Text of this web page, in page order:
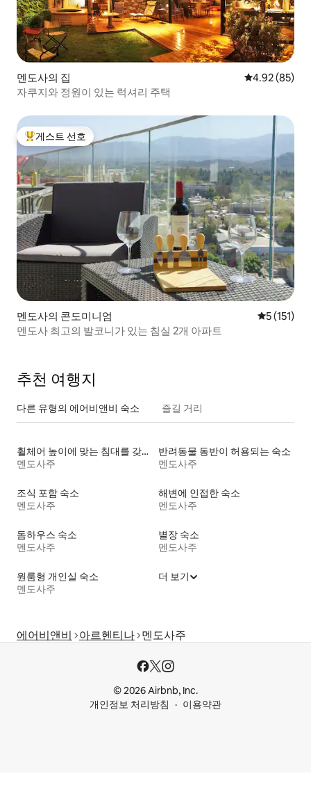
멘도사의 집 평점 4.92점(5
4.92 (85)
자쿠지와 정원이 있는 럭셔리 주택
상위 게스트 선호
게스트 선호
멘도사의 콘도미니엄 평점 5점(5
5 (151)
멘도사 최고의 발코니가 있는 침실 2개 아파트
추천 여행지
다른 유형의 에어비앤비 숙소 즐길 거리
휠체어 높이에 맞는 침대를 갖춘 숙소
멘도사주
반려동물 동반이 허용되는 숙소
멘도사주
조식 포함 숙소
멘도사주
해변에 인접한 숙소
멘도사주
돔하우스 숙소
멘도사주
별장 숙소
멘도사주
원룸형 개인실 숙소
멘도사주
더 보기
에어비앤비 아르헨티나 멘도사주
© 2026 Airbnb, Inc.
개인정보 처리방침
이용약관